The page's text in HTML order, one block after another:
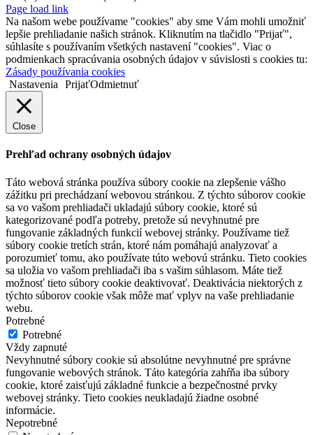
Page load link
Na našom webe používame "cookies" aby sme Vám mohli umožniť
lepšie prehliadanie našich stránok. Kliknutím na tlačidlo "Prijať",
súhlasíte s používaním všetkých nastavení "cookies". Viac o
podmienkach spracúvania osobných údajov v súvislosti s cookies tu:
Zásady používania cookies
Nastavenia
PrijaťOdmietnuť
Close
Prehľad ochrany osobných údajov
Táto webová stránka používa súbory cookie na zlepšenie vášho
zážitku pri prechádzaní webovou stránkou. Z týchto súborov cookie
sa vo vašom prehliadači ukladajú súbory cookie, ktoré sú
kategorizované podľa potreby, pretože sú nevyhnutné pre
fungovanie základných funkcií webovej stránky. Používame tiež
súbory cookie tretích strán, ktoré nám pomáhajú analyzovať a
porozumieť tomu, ako používate túto webovú stránku. Tieto cookies
sa uložia vo vašom prehliadači iba s vašim súhlasom. Máte tiež
možnosť tieto súbory cookie deaktivovať. Deaktivácia niektorých z
týchto súborov cookie však môže mať vplyv na vaše prehliadanie
webu.
Potrebné
Potrebné
Vždy zapnuté
Nevyhnutné súbory cookie sú absolútne nevyhnutné pre správne
fungovanie webových stránok. Táto kategória zahŕňa iba súbory
cookie, ktoré zaisťujú základné funkcie a bezpečnostné prvky
webovej stránky. Tieto cookies neukladajú žiadne osobné
informácie.
Nepotrebné